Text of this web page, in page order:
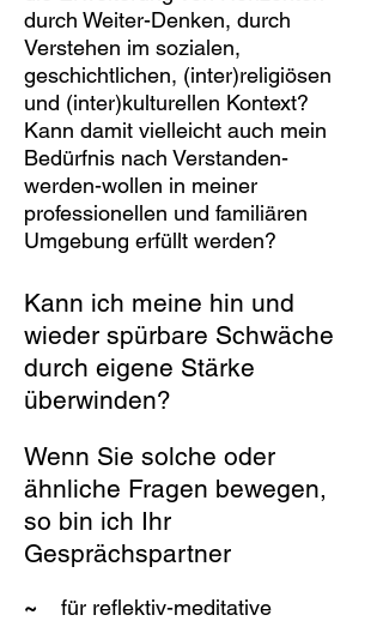
durch Weiter-Denken, durch
Verstehen im sozialen,
geschichtlichen, (inter)religiösen
und (inter)kulturellen Kontext?
Kann damit vielleicht auch mein
Bedürfnis nach Verstanden-
werden-wollen in meiner
professionellen und familiären
Umgebung erfüllt werden?
Kann ich meine hin und
wieder spürbare Schwäche
durch eigene Stärke
überwinden?
Wenn Sie solche oder
ähnliche Fragen bewegen,
so bin ich Ihr
Gesprächspartner
~ für reflektiv-meditative